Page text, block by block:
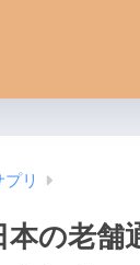
リ
本の老